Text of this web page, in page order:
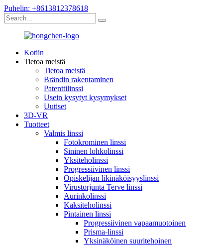
Puhelin: +8613812378618
Kotiin
Tietoa meistä
Tietoa meistä
Brändin rakentaminen
Patenttilinssi
Usein kysytyt kysymykset
Uutiset
3D-VR
Tuotteet
Valmis linssi
Fotokrominen linssi
Sininen lohkolinssi
Yksiteholinssi
Progressiivinen linssi
Opiskelijan likinäköisyyslinssi
Virustorjunta Terve linssi
Aurinkolinssi
Kaksiteholinssi
Pintainen linssi
Progressiivinen vapaamuotoinen
Prisma-linssi
Yksinäköinen suuritehoinen